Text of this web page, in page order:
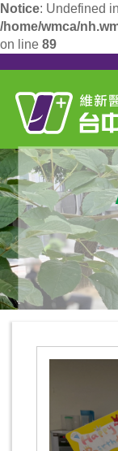
Notice: Undefined
/home/wmca/
on line 89